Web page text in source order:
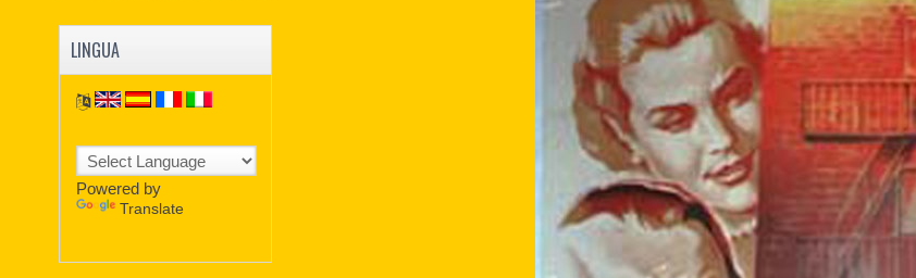
LINGUA
Powered by
Translate